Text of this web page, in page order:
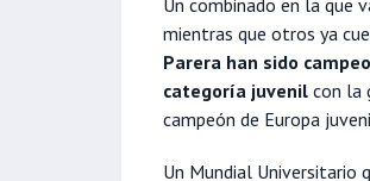
Un combinado en la que
mientras que otros ya
Parera han sido
categoría juvenil con la
campeón de Europa
Un Mundial Universitario